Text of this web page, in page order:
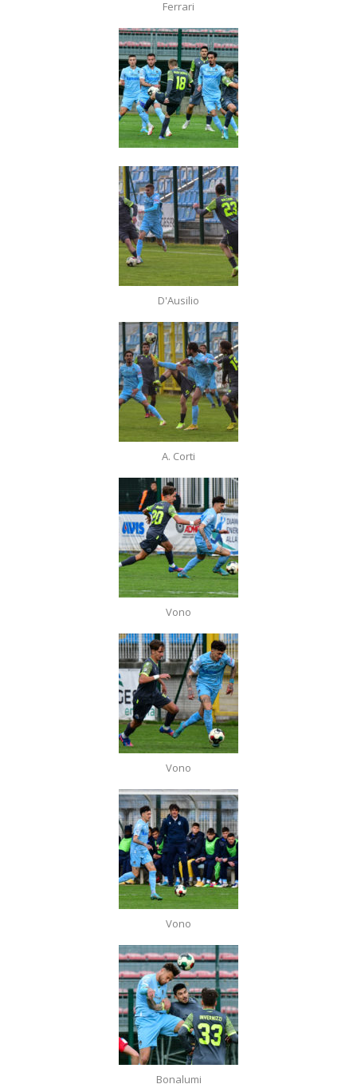
Ferrari
D'Ausilio
A. Corti
Vono
Vono
Vono
Bonalumi